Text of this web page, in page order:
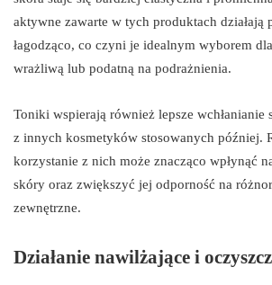
aktywne zawarte w tych produktach działają
łagodząco, co czyni je idealnym wyborem
wrażliwą lub podatną na podrażnienia.
Toniki wspierają również lepsze wchłanianie
z innych kosmetyków stosowanych później.
korzystanie z nich może znacząco wpłynąć
skóry oraz zwiększyć jej odporność na
zewnętrzne.
Działanie nawilżające i